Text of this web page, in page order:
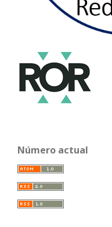
Número actual